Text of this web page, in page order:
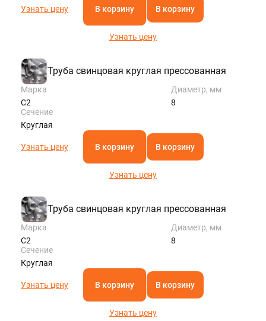
Узнать цену В корзину В корзину
Узнать цену
Труба свинцовая круглая прессованная
Марка
С2
Диаметр, мм
8
Сечение
Круглая
Узнать цену В корзину В корзину
Узнать цену
Труба свинцовая круглая прессованная
Марка
С2
Диаметр, мм
8
Сечение
Круглая
Узнать цену В корзину В корзину
Узнать цену